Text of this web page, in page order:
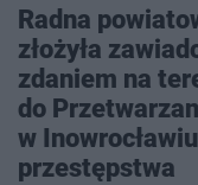
Radna
złożyła
zdaniem na
do
w
przestępstwa